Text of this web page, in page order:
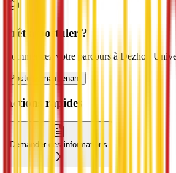
Prêt à postuler ?
Commencez votre parcours à Dezhou
Postuler maintenant
Actions rapides
Demander des informations